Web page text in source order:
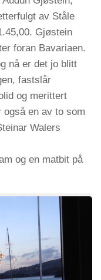
av Ståle
Gjøstein
foran Bavariaen.
nå er det jo blitt
fastslår
og merittert
også en av to som
Walers
og en matbit på